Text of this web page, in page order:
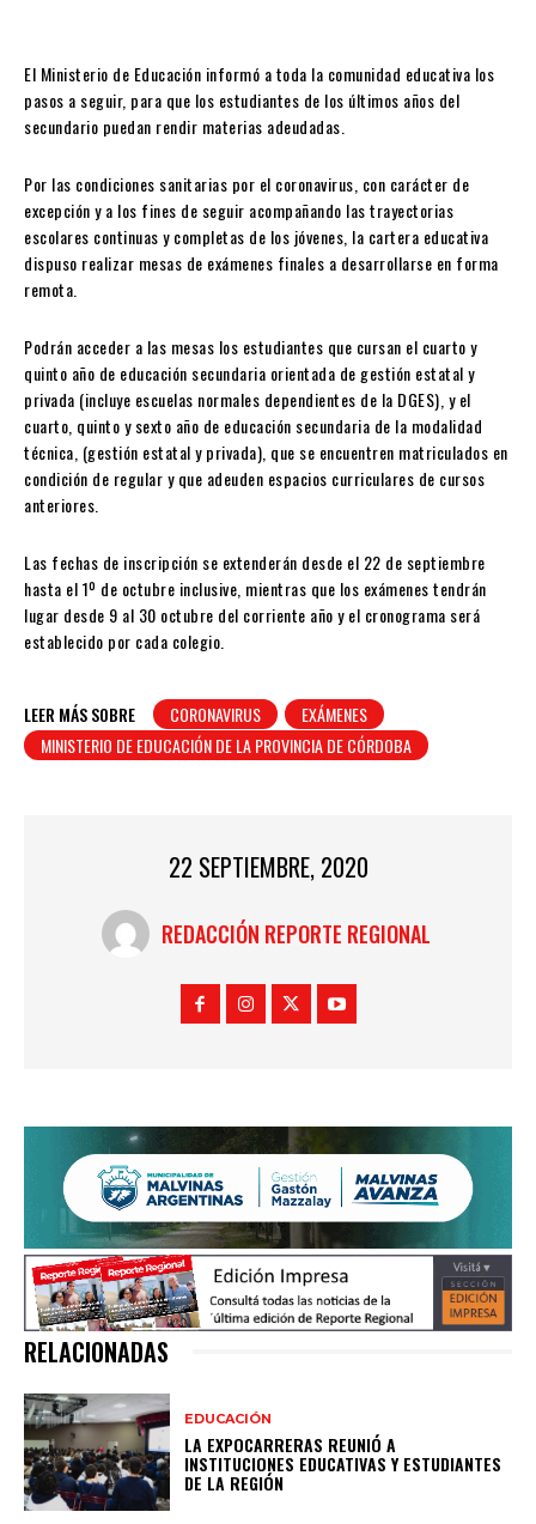
El Ministerio de Educación informó a toda la comunidad educativa los
pasos a seguir, para que los estudiantes de los últimos años del
secundario puedan rendir materias adeudadas.
Por las condiciones sanitarias por el coronavirus, con carácter de
excepción y a los fines de seguir acompañando las trayectorias
escolares continuas y completas de los jóvenes, la cartera educativa
dispuso realizar mesas de exámenes finales a desarrollarse en forma
remota.
Podrán acceder a las mesas los estudiantes que cursan el cuarto y
quinto año de educación secundaria orientada de gestión estatal y
privada (incluye escuelas normales dependientes de la DGES), y el
cuarto, quinto y sexto año de educación secundaria de la modalidad
técnica, (gestión estatal y privada), que se encuentren matriculados en
condición de regular y que adeuden espacios curriculares de cursos
anteriores.
Las fechas de inscripción se extenderán desde el 22 de septiembre
hasta el 1º de octubre inclusive, mientras que los exámenes tendrán
lugar desde 9 al 30 octubre del corriente año y el cronograma será
establecido por cada colegio.
LEER MÁS SOBRE CORONAVIRUS
EXÁMENES
MINISTERIO DE EDUCACIÓN DE LA PROVINCIA DE CÓRDOBA
22 SEPTIEMBRE, 2020
REDACCIÓN REPORTE REGIONAL
RELACIONADAS
EDUCACIÓN
LA EXPOCARRERAS REUNIÓ A
INSTITUCIONES EDUCATIVAS Y ESTUDIANTES
DE LA REGIÓN